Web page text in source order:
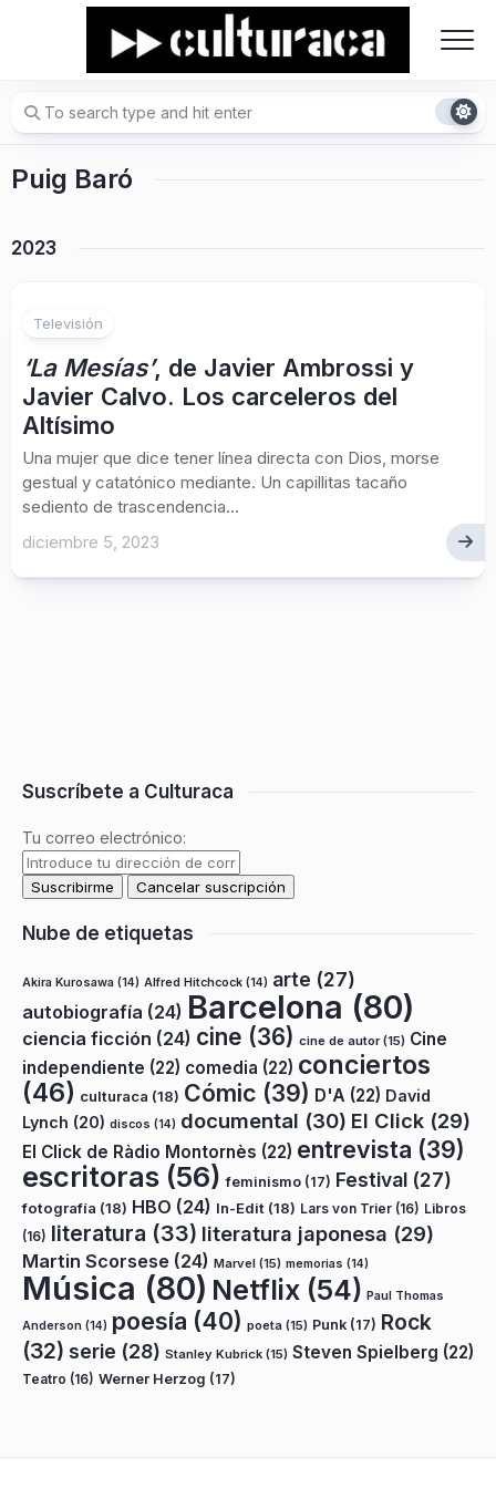
Puig Baró
2023
Televisión
‘La Mesías’, de Javier Ambrossi y
Javier Calvo. Los carceleros del
Altísimo
Una mujer que dice tener línea directa con Dios, morse
gestual y catatónico mediante. Un capillitas tacaño
sediento de trascendencia...
diciembre 5, 2023
Suscríbete a Culturaca
Tu correo electrónico:
Nube de etiquetas
Akira Kurosawa (14) Alfred Hitchcock (14) arte (27)
autobiografía (24) Barcelona (80)
ciencia ficción (24) cine (36) cine de autor(15) Cine
independiente (22) comedia (22) conciertos
(46) culturaca (18) Cómic (39) D'A (22) David
Lynch (20) discos (14) documental (30) El Click (29)
El Click de Ràdio Montornès (22) entrevista (39)
escritoras (56) feminismo (17) Festival (27)
fotografía (18) HBO (24) In-Edit (18) Lars von Trier (16) Libros
(16) literatura (33) literatura japonesa (29)
Martin Scorsese (24) Marvel (15) memorias (14)
Música (80) Netflix (54) Paul Thomas
Anderson (14) poesía (40) poeta (15) Punk (17) Rock
(32) serie (28) Stanley Kubrick (15) Steven Spielberg (22)
Teatro (16) Werner Herzog (17)